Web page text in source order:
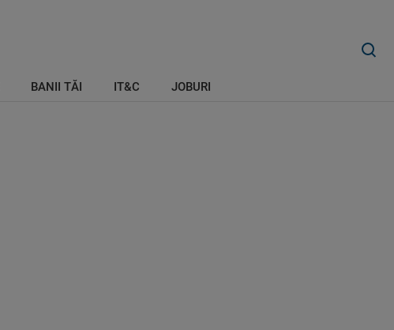
BANII TĂI IT&C JOBURI